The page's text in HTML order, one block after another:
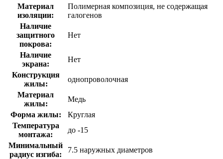
Материал
изоляции:
Полимерная композиция, не содержащая
галогенов
Наличие
защитного
покрова:
Нет
Наличие
экрана:
Нет
Конструкция
жилы:
однопроволочная
Материал
жилы:
Медь
Форма жилы:
Круглая
Температура
монтажа:
до -15
Минимальный
радиус изгиба:
7.5 наружных диаметров